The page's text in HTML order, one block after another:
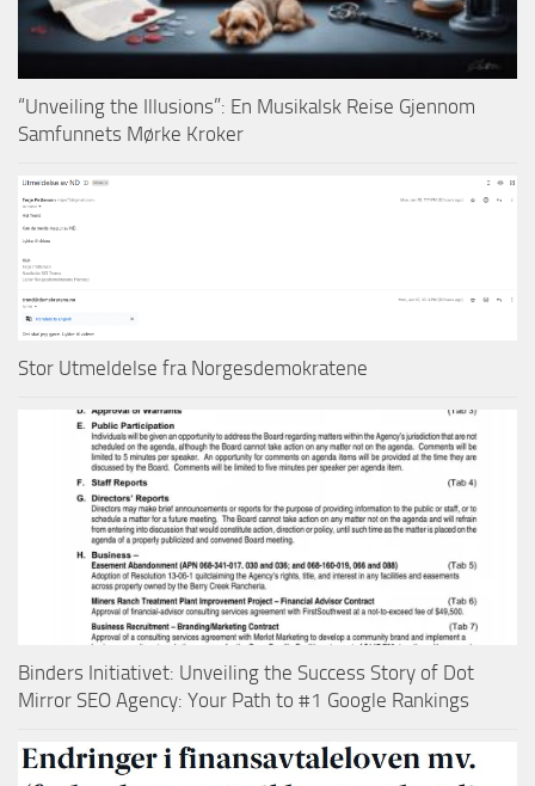
“Unveiling the Illusions”: En Musikalsk Reise Gjennom
Samfunnets Mørke Kroker
Stor Utmeldelse fra Norgesdemokratene
Binders Initiativet: Unveiling the Success Story of Dot
Mirror SEO Agency: Your Path to #1 Google Rankings